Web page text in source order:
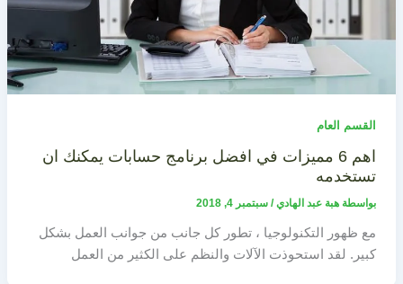
القسم العام
اهم 6 مميزات في افضل برنامج حسابات يمكنك ان
تستخدمه
بواسطة هبة عبد الهادي/ سبتمبر 4, 2018
مع ظهور التكنولوجيا ، تطور كل جانب من جوانب العمل بشكل
كبير. لقد استحوذت الآلات والنظم على الكثير من العمل